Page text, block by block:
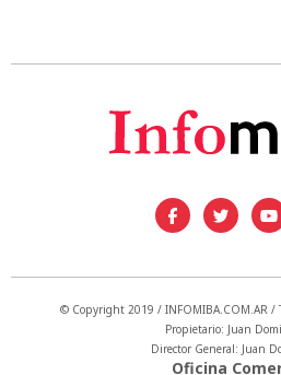
© Copyright 2019 / INFOMIBA.COM.AR /
Propietario: Juan
Director General: Juan
Oficina